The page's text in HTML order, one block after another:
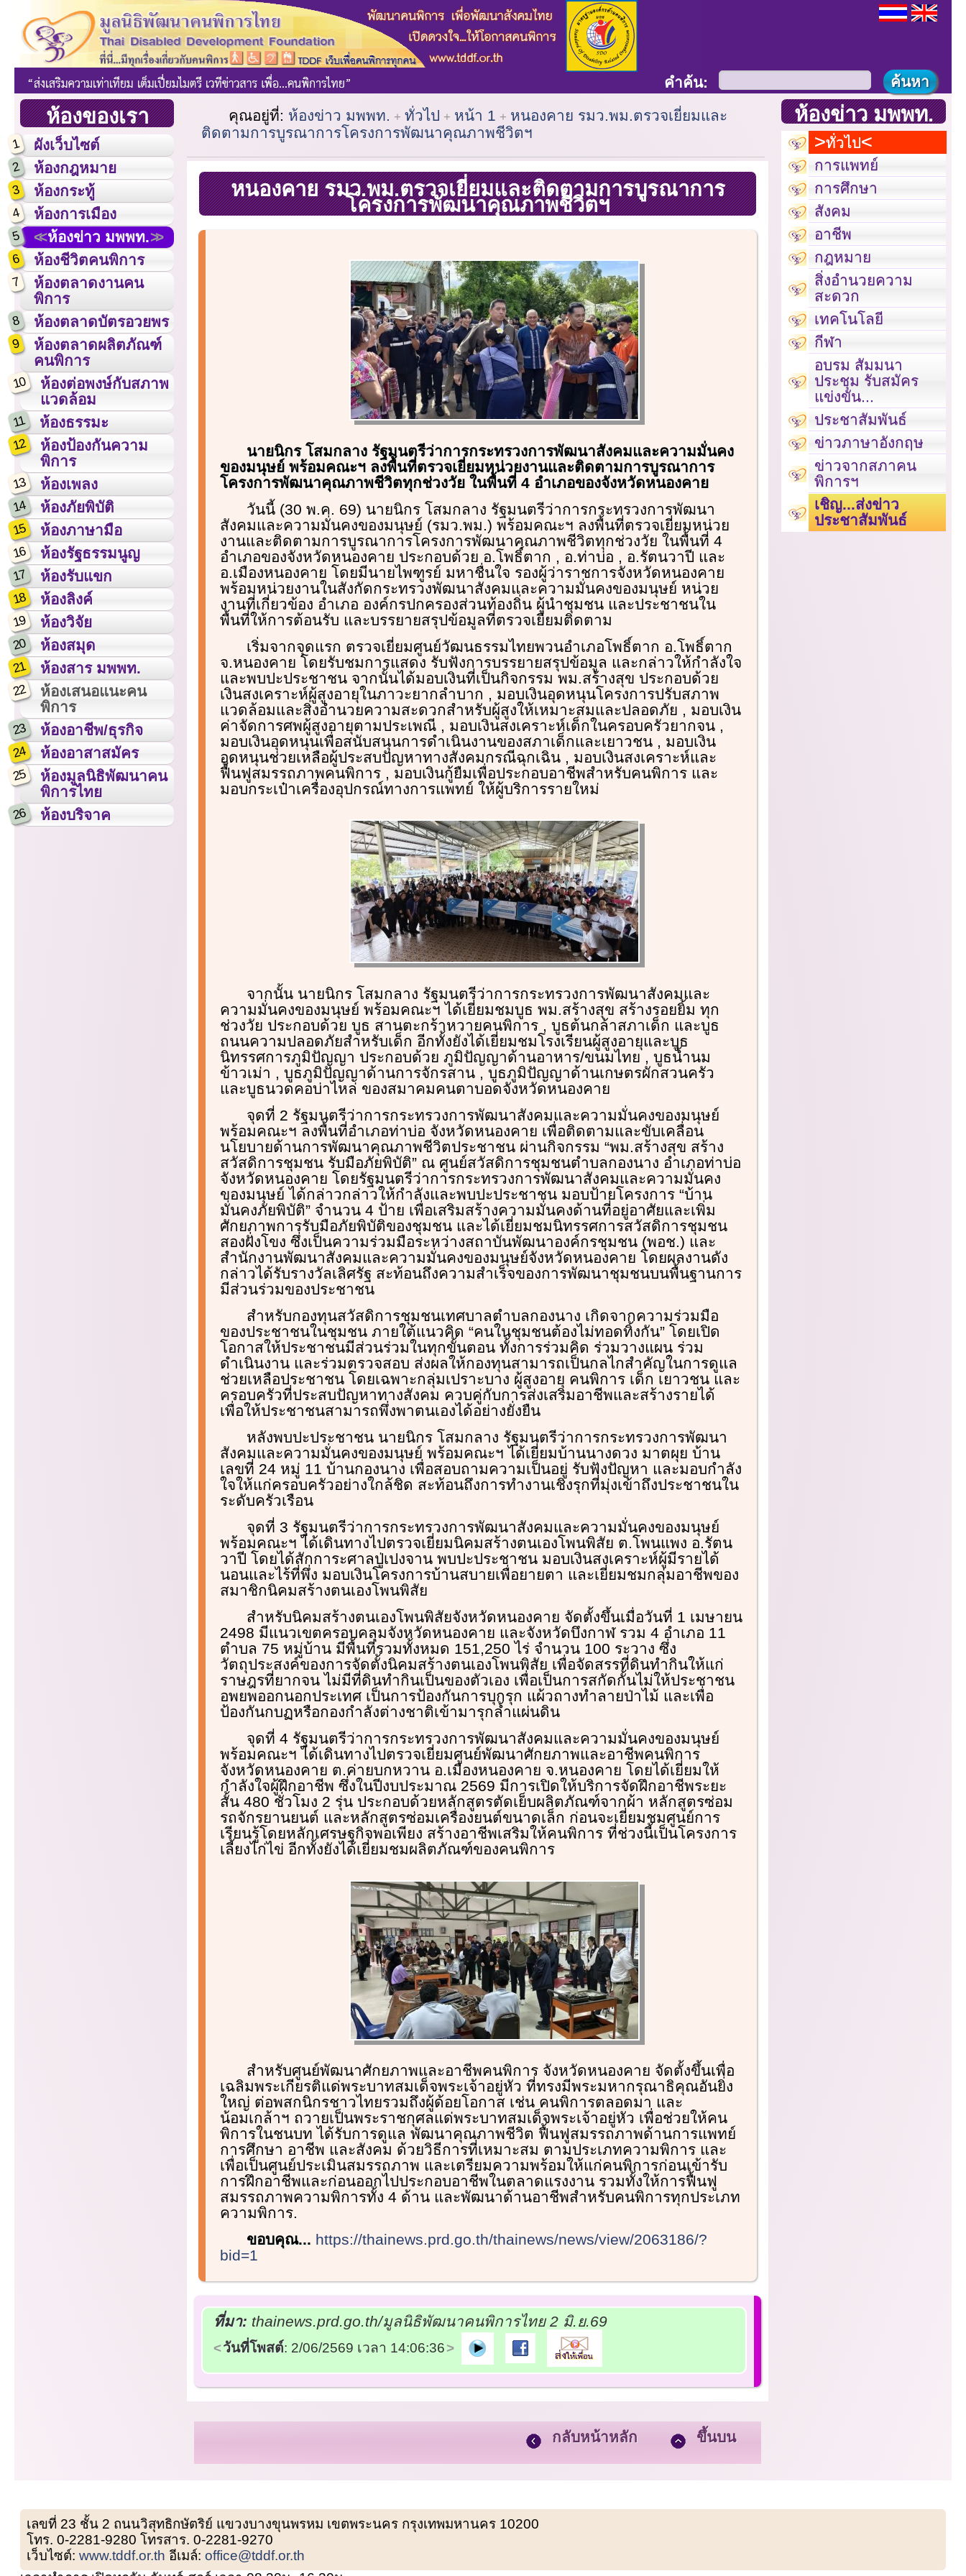
ห้องของเรา
1 ผังเว็บไซต์
2 ห้องกฎหมาย
3 ห้องกระทู้
4 ห้องการเมือง
5 ห้องข่าว มพพท.
6 ห้องชีวิตคนพิการ
7
ห้องตลาดงานคน
พิการ
8 ห้องตลาดบัตรอวยพร
9
ห้องตลาดผลิตภัณฑ์
คนพิการ
10
ห้องต่อพงษ์กับสภาพ
แวดล้อม
11 ห้องธรรมะ
12
ห้องป้องกันความ
พิการ
13 ห้องเพลง
14 ห้องภัยพิบัติ
15 ห้องภาษามือ
16 ห้องรัฐธรรมนูญ
17 ห้องรับแขก
18 ห้องลิงค์
19 ห้องวิจัย
20 ห้องสมุด
21 ห้องสาร มพพท.
22
ห้องเสนอแนะคน
พิการ
23 ห้องอาชีพ/ธุรกิจ
24 ห้องอาสาสมัคร
25
ห้องมูลนิธิพัฒนาคน
พิการไทย
26 ห้องบริจาค
คำค้น:
คุณอยู่ที่: ห้องข่าว มพพท. ทั่วไป หน้า 1
หนองคาย รมว.พม.ตรวจเยี่ยมและ
ติดตามการบูรณาการโครงการพัฒนาคุณภาพชีวิตฯ
หนองคาย รมว.พม.ตรวจเยี่ยมและติดตามการบูรณาการ
โครงการพัฒนาคุณภาพชีวิตฯ
นายนิกร โสมกลาง รัฐมนตรีว่าการกระทรวงการพัฒนาสังคมและความมั่นคง
ของมนุษย์ พร้อมคณะฯ ลงพื้นที่ตรวจเยี่ยมหน่วยงานและติดตามการบูรณาการ
โครงการพัฒนาคุณภาพชีวิตทุกช่วงวัย ในพื้นที่ 4 อำเภอของจังหวัดหนองคาย
วันนี้ (30 พ.ค. 69) นายนิกร โสมกลาง รัฐมนตรีว่าการกระทรวงการพัฒนา
สังคมและความมั่นคงของมนุษย์ (รมว.พม.) พร้อมคณะฯ ลงพื้นที่ตรวจเยี่ยมหน่วย
งานและติดตามการบูรณาการโครงการพัฒนาคุณภาพชีวิตทุกช่วงวัย ในพื้นที่ 4
อำเภอของจังหวัดหนองคาย ประกอบด้วย อ.โพธิ์ตาก , อ.ท่าบ่อ , อ.รัตนวาปี และ
อ.เมืองหนองคาย โดยมีนายไพฑูรย์ มหาชื่นใจ รองผู้ว่าราชการจังหวัดหนองคาย
พร้อมหน่วยงานในสังกัดกระทรวงพัฒนาสังคมและความมั่นคงของมนุษย์ หน่วย
งานที่เกี่ยวข้อง อำเภอ องค์กรปกครองส่วนท้องถิ่น ผู้นำชุมชน และประชาชนใน
พื้นที่ให้การต้อนรับ และบรรยายสรุปข้อมูลที่ตรวจเยี่ยมติดตาม
เริ่มจากจุดแรก ตรวจเยี่ยมศูนย์วัฒนธรรมไทยพวนอำเภอโพธิ์ตาก อ.โพธิ์ตาก
จ.หนองคาย โดยรับชมการแสดง รับฟังการบรรยายสรุปข้อมูล และกล่าวให้กำลังใจ
และพบปะประชาชน จากนั้นได้มอบเงินที่เป็นกิจกรรม พม.สร้างสุข ประกอบด้วย
เงินสงเคราะห์ผู้สูงอายุในภาวะยากลำบาก , มอบเงินอุดหนุนโครงการปรับสภาพ
แวดล้อมและสิ่งอำนวยความสะดวกสำหรับผู้สูงให้เหมาะสมและปลอดภัย , มอบเงิน
ค่าจัดการศพผู้สูงอายุตามประเพณี , มอบเงินสงเคราะห์เด็กในครอบครัวยากจน ,
มอบเงินอุดหนุนเพื่อสนับสนุนการดำเนินงานของสภาเด็กและเยาวชน , มอบเงิน
อุดหนุนช่วยเหลือผู้ประสบปัญหาทางสังคมกรณีฉุกเฉิน , มอบเงินสงเคราะห์และ
ฟื้นฟูสมรรถภาพคนพิการ , มอบเงินกู้ยืมเพื่อประกอบอาชีพสำหรับคนพิการ และ
มอบกระเป๋าเครื่องอุปกรณ์ทางการแพทย์ ให้ผู้บริการรายใหม่
จากนั้น นายนิกร โสมกลาง รัฐมนตรีว่าการกระทรวงการพัฒนาสังคมและ
ความมั่นคงของมนุษย์ พร้อมคณะฯ ได้เยี่ยมชมบูธ พม.สร้างสุข สร้างรอยยิ้ม ทุก
ช่วงวัย ประกอบด้วย บูธ สานตะกร้าหวายคนพิการ , บูธต้นกล้าสภาเด็ก และบูธ
ถนนความปลอดภัยสำหรับเด็ก อีกทั้งยังได้เยี่ยมชมโรงเรียนผู้สูงอายุและบูธ
นิทรรศการภูมิปัญญา ประกอบด้วย ภูมิปัญญาด้านอาหาร/ขนมไทย , บูธน้ำนม
ข้าวเม่า , บูธภูมิปัญญาด้านการจักรสาน , บูธภูมิปัญญาด้านเกษตรผักสวนครัว
และบูธนวดคอบ่าไหล่ ของสมาคมคนตาบอดจังหวัดหนองคาย
จุดที่ 2 รัฐมนตรีว่าการกระทรวงการพัฒนาสังคมและความมั่นคงของมนุษย์
พร้อมคณะฯ ลงพื้นที่อำเภอท่าบ่อ จังหวัดหนองคาย เพื่อติดตามและขับเคลื่อน
นโยบายด้านการพัฒนาคุณภาพชีวิตประชาชน ผ่านกิจกรรม “พม.สร้างสุข สร้าง
สวัสดิการชุมชน รับมือภัยพิบัติ” ณ ศูนย์สวัสดิการชุมชนตำบลกองนาง อำเภอท่าบ่อ
จังหวัดหนองคาย โดยรัฐมนตรีว่าการกระทรวงการพัฒนาสังคมและความมั่นคง
ของมนุษย์ ได้กล่าวกล่าวให้กำลังและพบปะประชาชน มอบป้ายโครงการ “บ้าน
มั่นคงภัยพิบัติ” จำนวน 4 ป้าย เพื่อเสริมสร้างความมั่นคงด้านที่อยู่อาศัยและเพิ่ม
ศักยภาพการรับมือภัยพิบัติของชุมชน และได้เยี่ยมชมนิทรรศการสวัสดิการชุมชน
สองฝั่งโขง ซึ่งเป็นความร่วมมือระหว่างสถาบันพัฒนาองค์กรชุมชน (พอช.) และ
สำนักงานพัฒนาสังคมและความมั่นคงของมนุษย์จังหวัดหนองคาย โดยผลงานดัง
กล่าวได้รับรางวัลเลิศรัฐ สะท้อนถึงความสำเร็จของการพัฒนาชุมชนบนพื้นฐานการ
มีส่วนร่วมของประชาชน
สำหรับกองทุนสวัสดิการชุมชนเทศบาลตำบลกองนาง เกิดจากความร่วมมือ
ของประชาชนในชุมชน ภายใต้แนวคิด “คนในชุมชนต้องไม่ทอดทิ้งกัน” โดยเปิด
โอกาสให้ประชาชนมีส่วนร่วมในทุกขั้นตอน ทั้งการร่วมคิด ร่วมวางแผน ร่วม
ดำเนินงาน และร่วมตรวจสอบ ส่งผลให้กองทุนสามารถเป็นกลไกสำคัญในการดูแล
ช่วยเหลือประชาชน โดยเฉพาะกลุ่มเปราะบาง ผู้สูงอายุ คนพิการ เด็ก เยาวชน และ
ครอบครัวที่ประสบปัญหาทางสังคม ควบคู่กับการส่งเสริมอาชีพและสร้างรายได้
เพื่อให้ประชาชนสามารถพึ่งพาตนเองได้อย่างยั่งยืน
หลังพบปะประชาชน นายนิกร โสมกลาง รัฐมนตรีว่าการกระทรวงการพัฒนา
สังคมและความมั่นคงของมนุษย์ พร้อมคณะฯ ได้เยี่ยมบ้านนางดวง มาตผุย บ้าน
เลขที่ 24 หมู่ 11 บ้านกองนาง เพื่อสอบถามความเป็นอยู่ รับฟังปัญหา และมอบกำลัง
ใจให้แก่ครอบครัวอย่างใกล้ชิด สะท้อนถึงการทำงานเชิงรุกที่มุ่งเข้าถึงประชาชนใน
ระดับครัวเรือน
จุดที่ 3 รัฐมนตรีว่าการกระทรวงการพัฒนาสังคมและความมั่นคงของมนุษย์
พร้อมคณะฯ ได้เดินทางไปตรวจเยี่ยมนิคมสร้างตนเองโพนพิสัย ต.โพนแพง อ.รัตน
วาปี โดยได้สักการะศาลปู่เปงจาน พบปะประชาชน มอบเงินสงเคราะห์ผู้มีรายได้
นอนและไร้ที่พึ่ง มอบเงินโครงการบ้านสบายเพื่อยายตา และเยี่ยมชมกลุ่มอาชีพของ
สมาชิกนิคมสร้างตนเองโพนพิสัย
สำหรับนิคมสร้างตนเองโพนพิสัยจังหวัดหนองคาย จัดตั้งขึ้นเมื่อวันที่ 1 เมษายน
2498 มีแนวเขตครอบคลุมจังหวัดหนองคาย และจังหวัดบึงกาฬ รวม 4 อำเภอ 11
ตำบล 75 หมู่บ้าน มีพื้นที่รวมทั้งหมด 151,250 ไร่ จำนวน 100 ระวาง ซึ่ง
วัตถุประสงค์ของการจัดตั้งนิคมสร้างตนเองโพนพิสัย เพื่อจัดสรรที่ดินทำกินให้แก่
ราษฎรที่ยากจน ไม่มีที่ดินทำกินเป็นของตัวเอง เพื่อเป็นการสกัดกั้นไม่ให้ประชาชน
อพยพออกนอกประเทศ เป็นการป้องกันการบุกรุก แผ้วถางทำลายป่าไม้ และเพื่อ
ป้องกันกบฏหรือกองกำลังต่างชาติเข้ามารุกล้ำแผ่นดิน
จุดที่ 4 รัฐมนตรีว่าการกระทรวงการพัฒนาสังคมและความมั่นคงของมนุษย์
พร้อมคณะฯ ได้เดินทางไปตรวจเยี่ยมศูนย์พัฒนาศักยภาพและอาชีพคนพิการ
จังหวัดหนองคาย ต.ค่ายบกหวาน อ.เมืองหนองคาย จ.หนองคาย โดยได้เยี่ยมให้
กำลังใจผู้ฝึกอาชีพ ซึ่งในปีงบประมาณ 2569 มีการเปิดให้บริการจัดฝึกอาชีพระยะ
สั้น 480 ชั่วโมง 2 รุ่น ประกอบด้วยหลักสูตรตัดเย็บผลิตภัณฑ์จากผ้า หลักสูตรซ่อม
รถจักรยานยนต์ และหลักสูตรซ่อมเครื่องยนต์ขนาดเล็ก ก่อนจะเยี่ยมชมศูนย์การ
เรียนรู้โดยหลักเศรษฐกิจพอเพียง สร้างอาชีพเสริมให้คนพิการ ที่ช่วงนี้เป็นโครงการ
เลี้ยงไก่ไข่ อีกทั้งยังได้เยี่ยมชมผลิตภัณฑ์ของคนพิการ
สำหรับศูนย์พัฒนาศักยภาพและอาชีพคนพิการ จังหวัดหนองคาย จัดตั้งขึ้นเพื่อ
เฉลิมพระเกียรติแด่พระบาทสมเด็จพระเจ้าอยู่หัว ที่ทรงมีพระมหากรุณาธิคุณอันยิ่ง
ใหญ่ ต่อพสกนิกรชาวไทยรวมถึงผู้ด้อยโอกาส เช่น คนพิการตลอดมา และ
น้อมเกล้าฯ ถวายเป็นพระราชกุศลแด่พระบาทสมเด็จพระเจ้าอยู่หัว เพื่อช่วยให้คน
พิการในชนบท ได้รับการดูแล พัฒนาคุณภาพชีวิต ฟื้นฟูสมรรถภาพด้านการแพทย์
การศึกษา อาชีพ และสังคม ด้วยวิธีการที่เหมาะสม ตามประเภทความพิการ และ
เพื่อเป็นศูนย์ประเมินสมรรถภาพ และเตรียมความพร้อมให้แก่คนพิการก่อนเข้ารับ
การฝึกอาชีพและก่อนออกไปประกอบอาชีพในตลาดแรงงาน รวมทั้งให้การฟื้นฟู
สมรรถภาพความพิการทั้ง 4 ด้าน และพัฒนาด้านอาชีพสำหรับคนพิการทุกประเภท
ความพิการ.
ขอบคุณ... https://thainews.prd.go.th/thainews/news/view/2063186/?
bid=1
ที่มา: thainews.prd.go.th/มูลนิธิพัฒนาคนพิการไทย 2 มิ.ย.69
วันที่โพสต์: 2/06/2569 เวลา 14:06:36
กลับหน้าหลัก ขึ้นบน
ห้องข่าว มพพท.
ทั่วไป
การแพทย์
การศึกษา
สังคม
อาชีพ
กฎหมาย
สิ่งอำนวยความ
สะดวก
เทคโนโลยี
กีฬา
อบรม สัมมนา
ประชุม รับสมัคร
แข่งขัน...
ประชาสัมพันธ์
ข่าวภาษาอังกฤษ
ข่าวจากสภาคน
พิการฯ
เชิญ...ส่งข่าว
ประชาสัมพันธ์
เลขที่ 23 ชั้น 2 ถนนวิสุทธิกษัตริย์ แขวงบางขุนพรหม เขตพระนคร กรุงเทพมหานคร 10200
โทร. 0-2281-9280 โทรสาร. 0-2281-9270
เว็บไซต์:www.tddf.or.th อีเมล์:office@tddf.or.th